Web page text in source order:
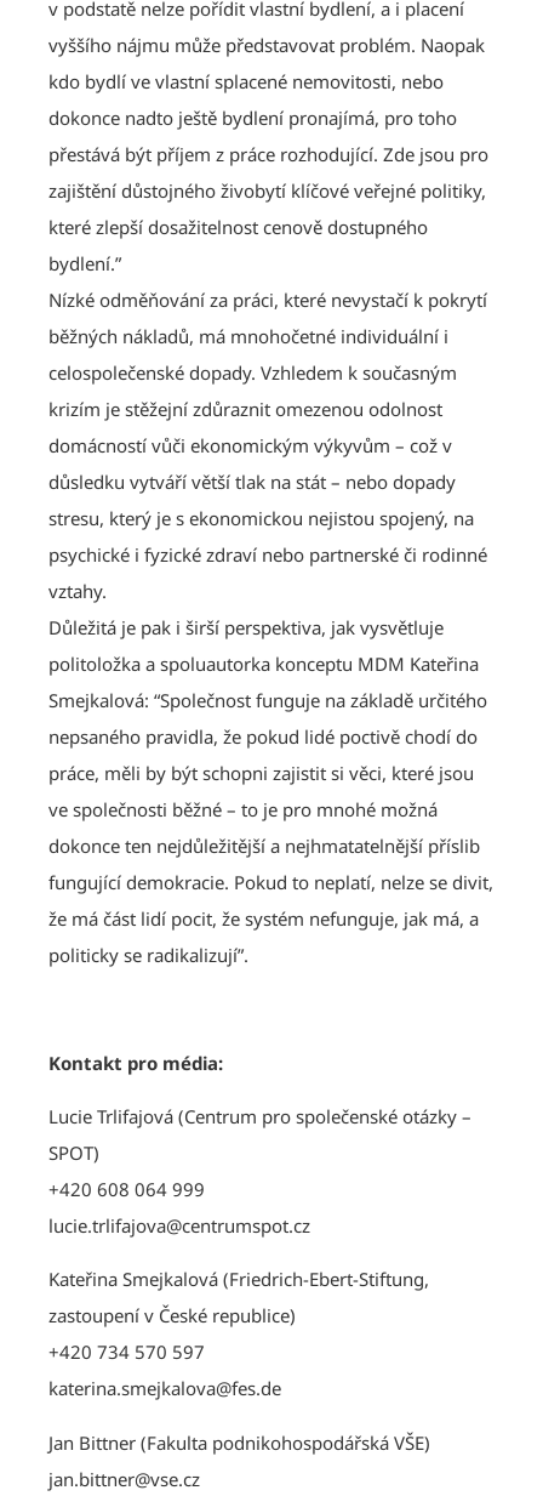
v podstatě nelze pořídit vlastní bydlení, a i placení
vyššího nájmu může představovat problém. Naopak
kdo bydlí ve vlastní splacené nemovitosti, nebo
dokonce nadto ještě bydlení pronajímá, pro toho
přestává být příjem z práce rozhodující. Zde jsou pro
zajištění důstojného živobytí klíčové veřejné politiky,
které zlepší dosažitelnost cenově dostupného
bydlení.”
Nízké odměňování za práci, které nevystačí k pokrytí
běžných nákladů, má mnohočetné individuální i
celospolečenské dopady. Vzhledem k současným
krizím je stěžejní zdůraznit omezenou odolnost
domácností vůči ekonomickým výkyvům – což v
důsledku vytváří větší tlak na stát – nebo dopady
stresu, který je s ekonomickou nejistou spojený, na
psychické i fyzické zdraví nebo partnerské či rodinné
vztahy.
Důležitá je pak i širší perspektiva, jak vysvětluje
politoložka a spoluautorka konceptu MDM Kateřina
Smejkalová: “Společnost funguje na základě určitého
nepsaného pravidla, že pokud lidé poctivě chodí do
práce, měli by být schopni zajistit si věci, které jsou
ve společnosti běžné – to je pro mnohé možná
dokonce ten nejdůležitější a nejhmatatelnější příslib
fungující demokracie. Pokud to neplatí, nelze se divit,
že má část lidí pocit, že systém nefunguje, jak má, a
politicky se radikalizují”.
Kontakt pro média:
Lucie Trlifajová (Centrum pro společenské otázky –
SPOT)
+420 608 064 999
lucie.trlifajova@centrumspot.cz
Kateřina Smejkalová (Friedrich-Ebert-Stiftung,
zastoupení v České republice)
+420 734 570 597
katerina.smejkalova@fes.de
Jan Bittner (Fakulta podnikohospodářská VŠE)
jan.bittner@vse.cz